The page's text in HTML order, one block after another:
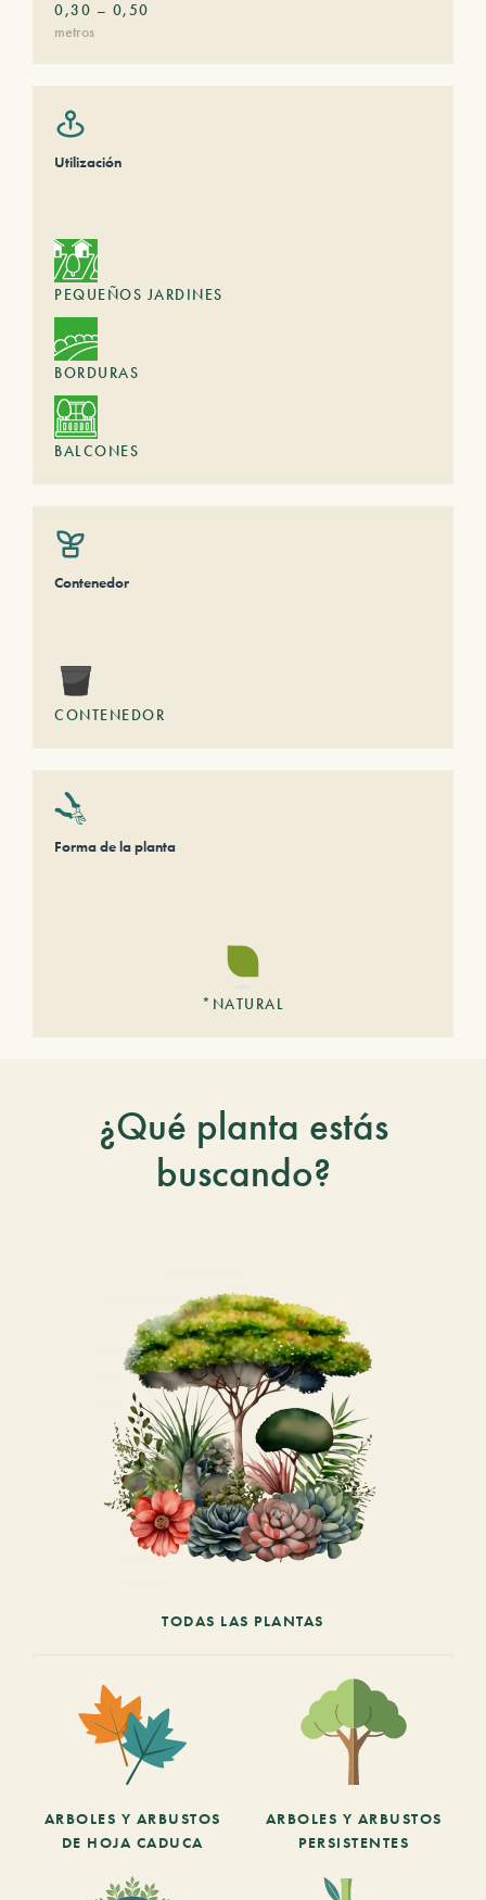
0,30 – 0,50
metros
Utilización
PEQUEÑOS JARDINES
BORDURAS
BALCONES
Contenedor
CONTENEDOR
Forma de la planta
*NATURAL
¿Qué planta estás
buscando?
TODAS LAS PLANTAS
ARBOLES Y ARBUSTOS
DE HOJA CADUCA
ARBOLES Y ARBUSTOS
PERSISTENTES